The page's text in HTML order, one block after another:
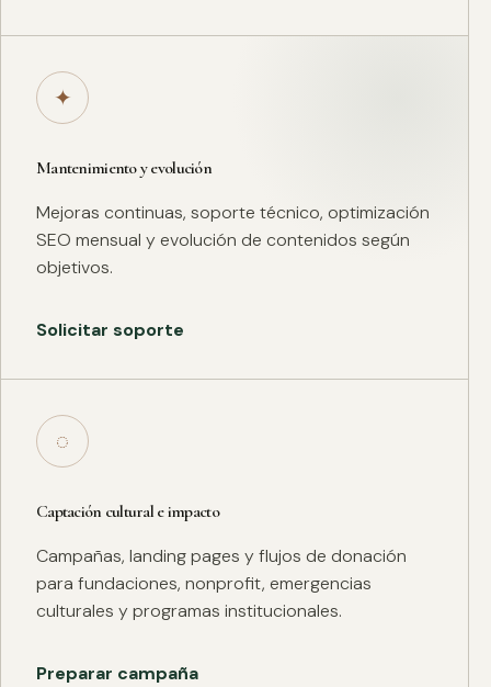
✦
Mantenimiento y evolución
Mejoras continuas, soporte técnico, optimización
SEO mensual y evolución de contenidos según
objetivos.
Solicitar soporte
◌
Captación cultural e impacto
Campañas, landing pages y flujos de donación
para fundaciones, nonprofit, emergencias
culturales y programas institucionales.
Preparar campaña